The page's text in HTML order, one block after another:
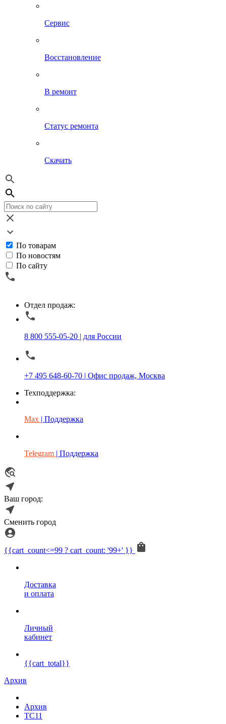
Сервис
Восстановление
В ремонт
Статус ремонта
Скачать
По товарам
По новостям
По сайту
Отдел продаж:
8 800 555-05-20 | для России
+7 495 648-60-70 | Офис продаж, Москва
Техподдержка:
Max | Поддержка
Telegram | Поддержка
Ваш город:
Сменить город
{{cart_count<=99 ? cart_count: '99+' }}
Доставка
и оплата
Личный
кабинет
{{cart_total}}
Архив
Архив
TC11